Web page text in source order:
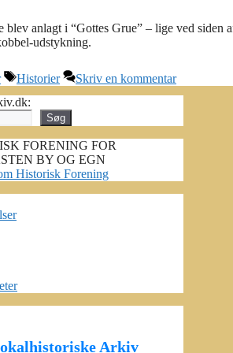
blev anlagt i “Gottes Grue” – lige ved siden
udstykning.
Tags
Historier
Skriv en kommentar
Søg
FORENING FOR
BY OG EGN
Historisk Forening
Arkiv